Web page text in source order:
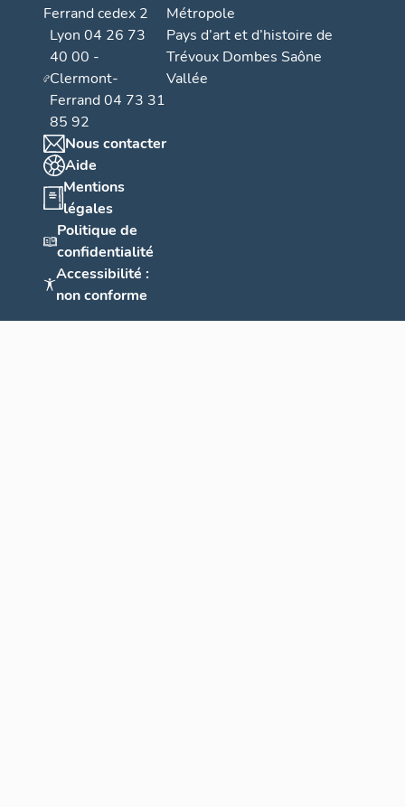
Ferrand cedex 2
Lyon 04 26 73
40 00 -
Clermont-
Ferrand 04 73 31
85 92
Nous contacter
Aide
Mentions
légales
Politique de
confidentialité
Accessibilité :
non conforme
Métropole
Pays d’art et d’histoire de
Trévoux Dombes Saône
Vallée